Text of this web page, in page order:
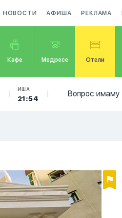
НОВОСТИ АФИША РЕКЛАМА
Кафе Медресе Отели
ИША
21:54
Вопрос имаму